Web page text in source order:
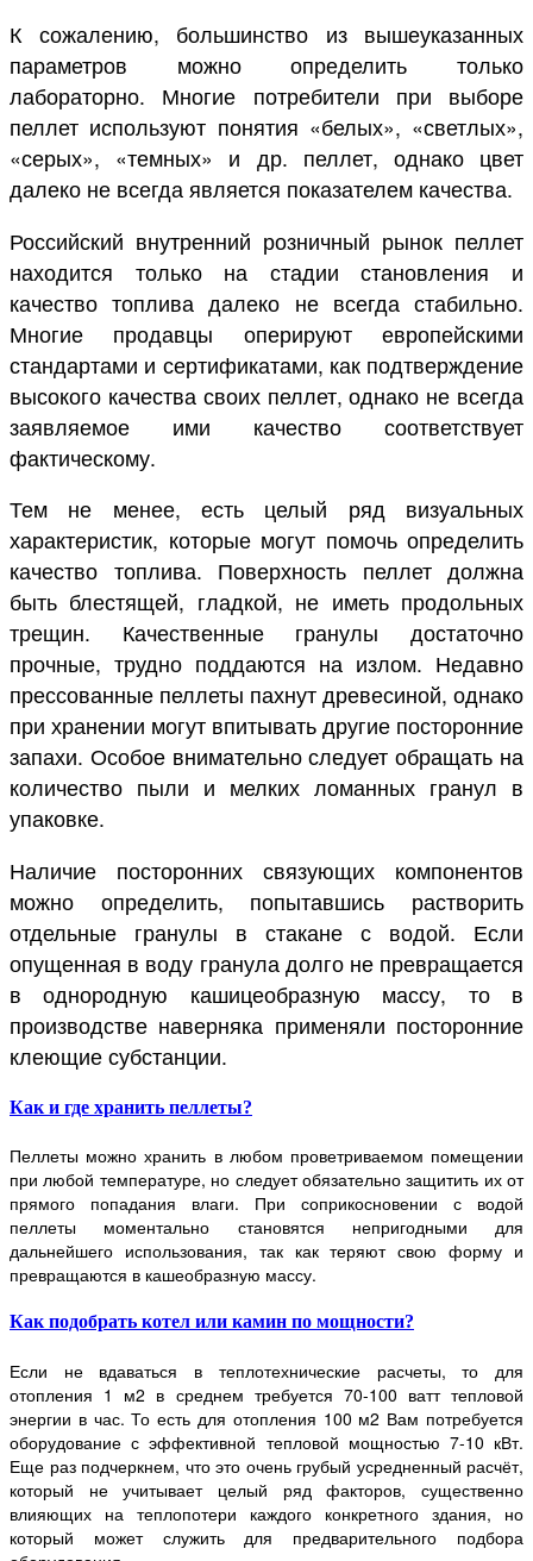
К сожалению, большинство из вышеуказанных
параметров можно определить только
лабораторно. Многие потребители при выборе
пеллет используют понятия «белых», «светлых»,
«серых», «темных» и др. пеллет, однако цвет
далеко не всегда является показателем качества.
Российский внутренний розничный рынок пеллет
находится только на стадии становления и
качество топлива далеко не всегда стабильно.
Многие продавцы оперируют европейскими
стандартами и сертификатами, как подтверждение
высокого качества своих пеллет, однако не всегда
заявляемое ими качество соответствует
фактическому.
Тем не менее, есть целый ряд визуальных
характеристик, которые могут помочь определить
качество топлива. Поверхность пеллет должна
быть блестящей, гладкой, не иметь продольных
трещин. Качественные гранулы достаточно
прочные, трудно поддаются на излом. Недавно
прессованные пеллеты пахнут древесиной, однако
при хранении могут впитывать другие посторонние
запахи. Особое внимательно следует обращать на
количество пыли и мелких ломанных гранул в
упаковке.
Наличие посторонних связующих компонентов
можно определить, попытавшись растворить
отдельные гранулы в стакане с водой. Если
опущенная в воду гранула долго не превращается
в однородную кашицеобразную массу, то в
производстве наверняка применяли посторонние
клеющие субстанции.
Как и где хранить пеллеты?
Пеллеты можно хранить в любом проветриваемом помещении
при любой температуре, но следует обязательно защитить их от
прямого попадания влаги. При соприкосновении с водой
пеллеты моментально становятся непригодными для
дальнейшего использования, так как теряют свою форму и
превращаются в кашеобразную массу.
Как подобрать котел или камин по мощности?
Если не вдаваться в теплотехнические расчеты, то для
отопления 1 м2 в среднем требуется 70-100 ватт тепловой
энергии в час. То есть для отопления 100 м2 Вам потребуется
оборудование с эффективной тепловой мощностью 7-10 кВт.
Еще раз подчеркнем, что это очень грубый усредненный расчёт,
который не учитывает целый ряд факторов, существенно
влияющих на теплопотери каждого конкретного здания, но
который может служить для предварительного подбора